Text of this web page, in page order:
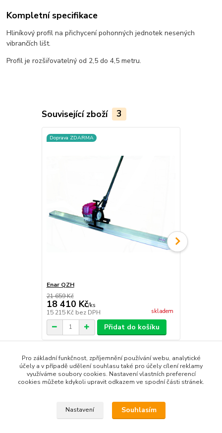
Kompletní specifikace
Hliníkový profil na přichycení pohonných jednotek nesených
vibrančích lišt.
Profil je rozšiřovatelný od 2,5 do 4,5 metru.
Související zboží 3
Doprava ZDARMA
Enar QZH
21 659 Kč
18 410 Kč/ks
15 215 Kč bez DPH skladem
Přidat do košíku
Zboží zařazeno v kategoriích
Vibrační lišty nesené
Pro základní funkčnost, zpříjemnění používání webu, analytické
účely a v případě udělení souhlasu také pro účely cílení reklamy
využíváme soubory cookies. Nastavení vlastních preferencí
cookies můžete kdykoli upravit odkazem ve spodní části stránek.
Nastavení Souhlasím